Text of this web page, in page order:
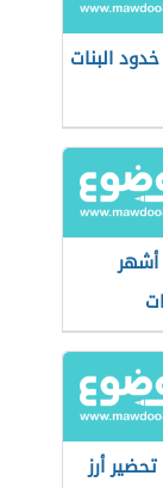
البنات
أشهر
أرز